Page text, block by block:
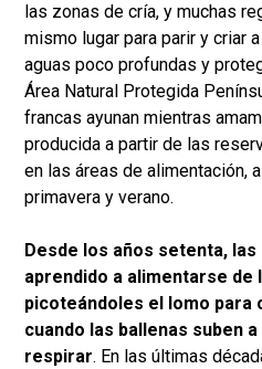
las zonas de cría, y muchas
mismo lugar para parir y criar
aguas poco profundas y
Área Natural Protegida
francas ayunan mientras
producida a partir de las
en las áreas de alimentación,
primavera y verano.
Desde los años setenta,
aprendido a alimentarse de
picoteándoles el lomo para
cuando las ballenas suben
respirar. En las últimas